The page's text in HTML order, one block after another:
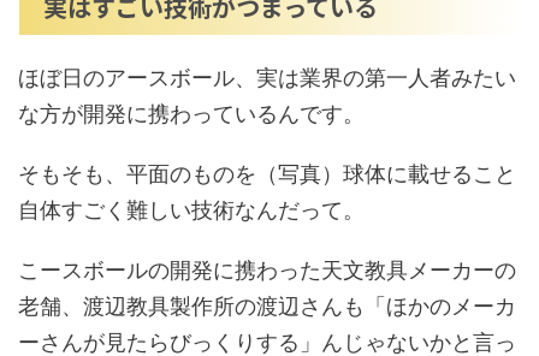
ほぼ日のアースボール、実は業界の第一人者みたい
な方が開発に携わっているんです。
そもそも、平面のものを（写真）球体に載せること
自体すごく難しい技術なんだって。
こースボールの開発に携わった天文教具メーカーの
老舗、渡辺教具製作所の渡辺さんも「ほかのメーカ
ーさんが見たらびっくりする」んじゃないかと言っ